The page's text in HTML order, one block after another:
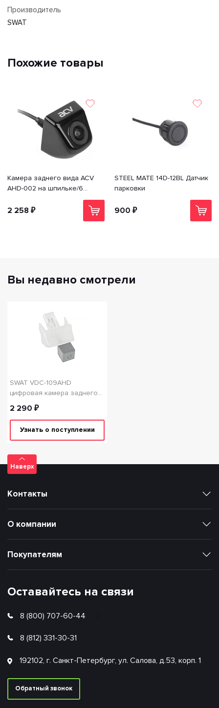
Производитель
SWAT
Похожие товары
Камера заднего вида ACV
AHD-002 на шпильке/6
парковочные линии
2 258 ₽
STEEL MATE 14D-12BL Датчик
парковки
900 ₽
Вы недавно смотрели
SWAT VDC-109AHD
цифровая камера заднего
вида Toyota Avensis 08-18
Camry 11-18 Corolla 12+
2 290 ₽
Узнать о поступлении
Наверх
Оставайтесь на связи
8 (800) 707-60-44
8 (812) 331-30-31
192102, г. Санкт-Петербург, ул. Салова, д.53, корп. 1
Обратный звонок
Покупателям
О компании
Контакты